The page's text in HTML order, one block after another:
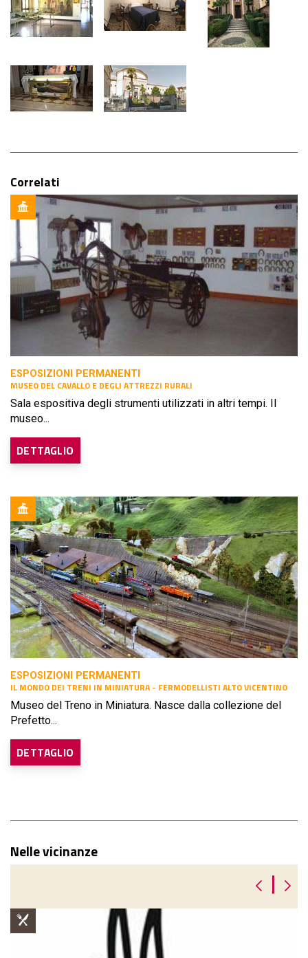
Correlati
ESPOSIZIONI PERMANENTI
MUSEO DEL CAVALLO E DEGLI ATTREZZI RURALI
Sala espositiva degli strumenti utilizzati in altri tempi. Il
museo...
DETTAGLIO
ESPOSIZIONI PERMANENTI
IL MONDO DEI TRENI IN MINIATURA - FERMODELLISTI ALTO VICENTINO
Museo del Treno in Miniatura. Nasce dalla collezione del
Prefetto...
DETTAGLIO
Nelle vicinanze
|